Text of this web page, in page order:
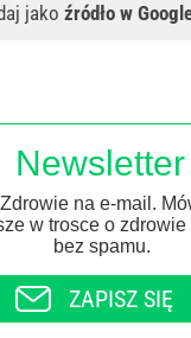
jako źródło w
Newsletter
na e-mail.
w trosce o
bez spamu.
ZAPISZ SIĘ